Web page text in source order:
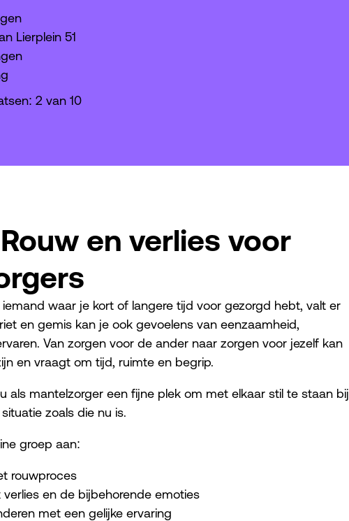
Lierplein 51
2 van 10
en verlies voor
waar je kort of langere tijd voor gezorgd hebt, valt er
en gemis kan je ook gevoelens van eenzaamheid,
Van zorgen voor de ander naar zorgen voor jezelf kan
en vraagt om tijd, ruimte en begrip.
als mantelzorger een fijne plek om met elkaar stil te staan bij
zoals die nu is.
groep aan:
rouwproces
en de bijbehorende emoties
met een gelijke ervaring